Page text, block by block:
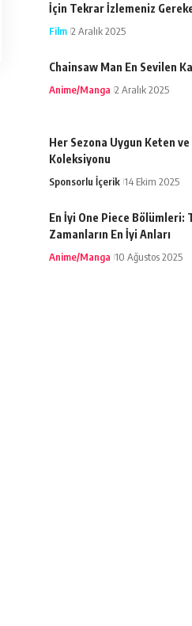
İçin Tekrar İzlemeniz
Film 2 Aralık 2025
Chainsaw Man En Sevilen
Anime/Manga 2 Aralık 2025
Her Sezona Uygun Keten
Koleksiyonu
Sponsorlu İçerik 14 Ekim 2025
En İyi One Piece Bölümleri:
Zamanların En İyi Anları
Anime/Manga 10 Ağustos 2025